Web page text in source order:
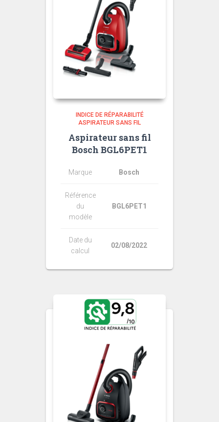
INDICE DE RÉPARABILITÉ
ASPIRATEUR SANS FIL
Aspirateur sans fil
Bosch BGL6PET1
Marque Bosch
Référence
du
modèle
BGL6PET1
Date du
calcul
02/08/2022